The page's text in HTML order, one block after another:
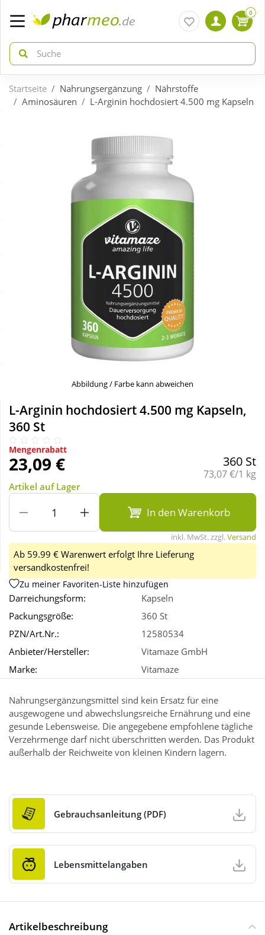
zurück
Täglich gut versorgt
zurück
Körperpflege & Kosmetik
Nahrungsergänzung
Natur & Homöopathie
Sanitätshaus
Sport & Fitness
Wellness
0
Startseite Nahrungsergänzung
Nährstoffe
Aminosäuren
L-Arginin hochdosiert 4.500 mg Kapseln
Abbildung / Farbe kann abweichen
L-Arginin hochdosiert 4.500 mg Kapseln,
360 St
Mengenrabatt
23,09 € 360 St
Grundpreis:
73,07 €/1 kg
Artikel auf Lager
In den Warenkorb
inkl. MwSt. zzgl.Versand
Ab 59.99 € Warenwert erfolgt Ihre Lieferung
versandkostenfrei!
Zu meiner Favoriten-Liste hinzufügen
Darreichungsform:
Kapseln
Packungsgröße:
360 St
PZN/Art.Nr.:
12580534
Anbieter/Hersteller:
Vitamaze GmbH
Marke:
Vitamaze
Nahrungsergänzungsmittel sind kein Ersatz für eine
ausgewogene und abwechslungsreiche Ernährung und eine
gesunde Lebensweise. Die angegebene empfohlene tägliche
Verzehrmenge darf nicht überschritten werden. Das Produkt
außerhalb der Reichweite von kleinen Kindern lagern.
Gebrauchsanleitung (PDF)
Lebensmittelangaben
Artikelbeschreibung